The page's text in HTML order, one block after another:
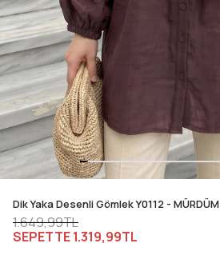
Dik Yaka Desenli Gömlek Y0112 - MÜRDÜM
1.649,99TL
SEPETTE1.319,99TL